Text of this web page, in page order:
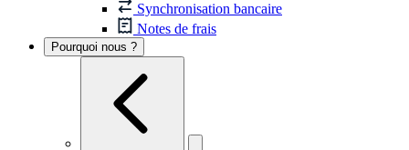
Synchronisation bancaire
Notes de frais
Pourquoi nous ?